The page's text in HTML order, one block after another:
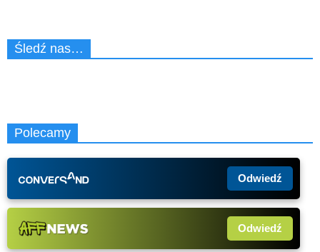
Śledź nas…
Polecamy
Odwiedź
Odwiedź